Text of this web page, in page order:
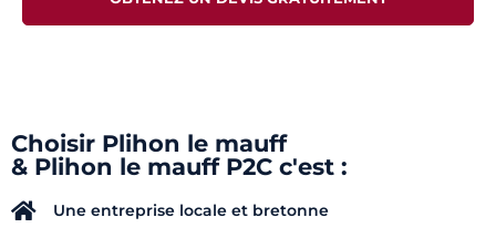
Choisir Plihon le mauff
& Plihon le mauff P2C c'est :
Une entreprise locale et bretonne